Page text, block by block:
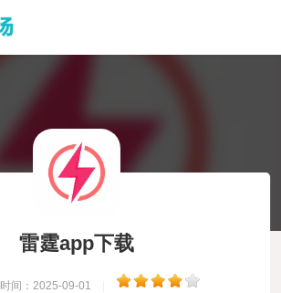
雷霆app下载
时间：2025-09-01